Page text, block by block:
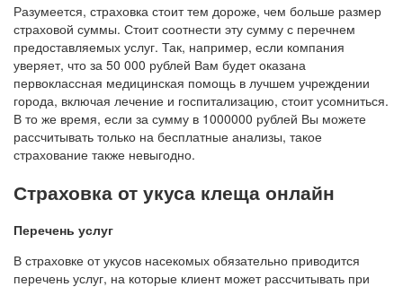
Разумеется, страховка стоит тем дороже, чем больше размер
страховой суммы. Стоит соотнести эту сумму с перечнем
предоставляемых услуг. Так, например, если компания
уверяет, что за 50 000 рублей Вам будет оказана
первоклассная медицинская помощь в лучшем учреждении
города, включая лечение и госпитализацию, стоит усомниться.
В то же время, если за сумму в 1000000 рублей Вы можете
рассчитывать только на бесплатные анализы, такое
страхование также невыгодно.
Страховка от укуса клеща онлайн
Перечень услуг
В страховке от укусов насекомых обязательно приводится
перечень услуг, на которые клиент может рассчитывать при